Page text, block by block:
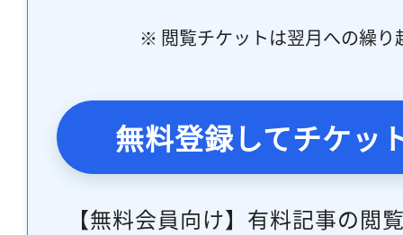
※ 閲覧チケットは翌月への繰り
無料登録してチケッ
【無料会員向け】有料記事の閲